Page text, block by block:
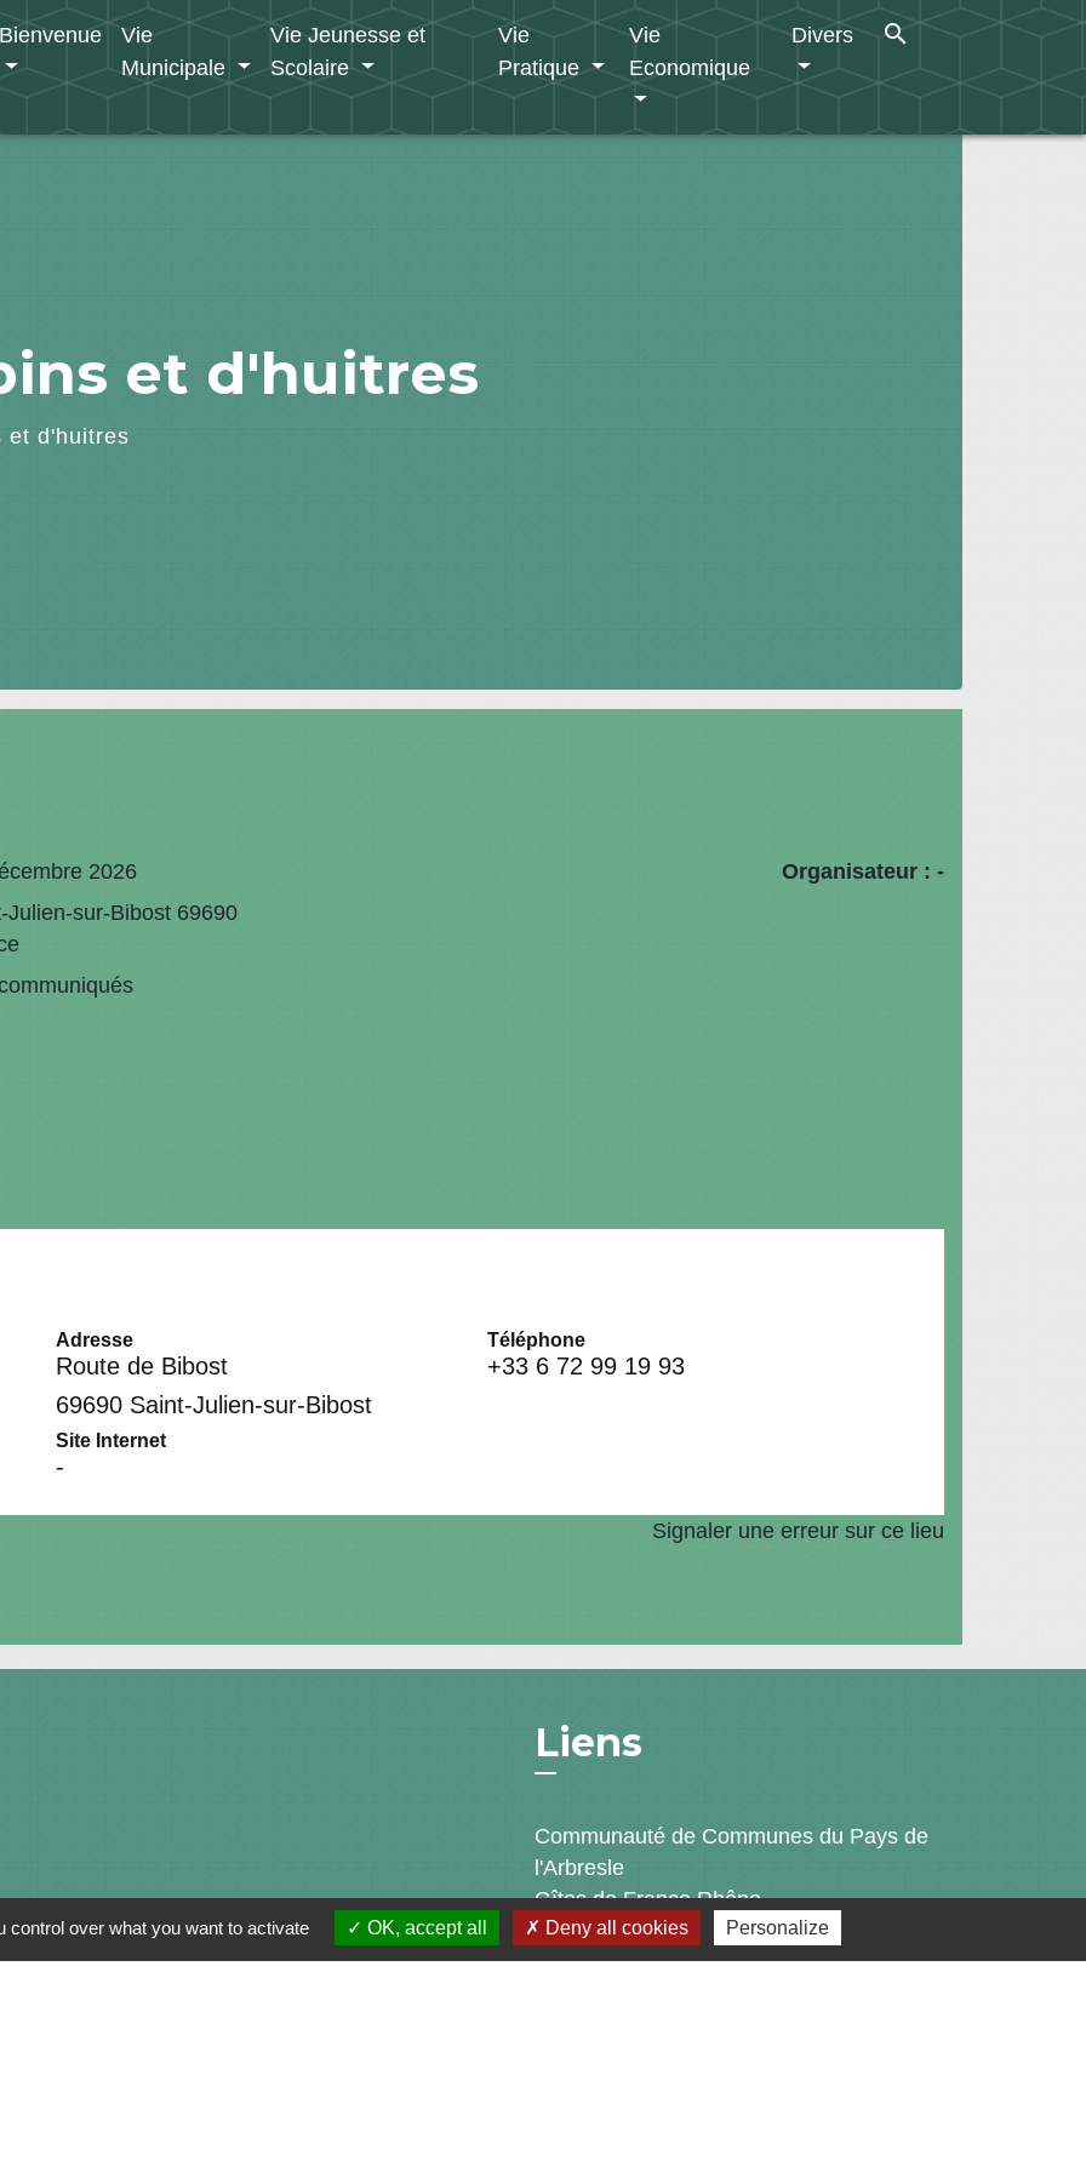
Bienvenue
Vie
Municipale
Vie Jeunesse et
Scolaire
Vie
Pratique
Vie
Economique
Divers search
et d'huitres
et d'huitres
2026
Julien-sur-Bibost 69690
Organisateur : -
Adresse
Route de Bibost
69690 Saint-Julien-sur-Bibost
Téléphone
+33 6 72 99 19 93
Site Internet
-
Signaler une erreur sur ce lieu
Liens
Communauté de Communes du Pays de
l'Arbresle
Gîtes de France Rhône
Agir pour l’environnement
Chambres d'hôtes « L'Angeline »
over what you want to activate OK, accept all Deny all cookies Personalize